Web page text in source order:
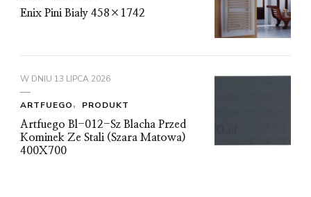
Enix Pini Biały 458×1742
W DNIU 13 LIPCA 2026
ARTFUEGO
PRODUKT
Artfuego Bl-012-Sz Blacha Przed
Kominek Ze Stali (Szara Matowa)
400X700